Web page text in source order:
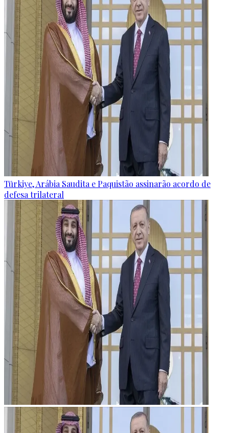
Türkiye, Arábia Saudita e Paquistão assinarão acordo de
defesa trilateral